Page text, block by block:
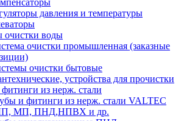
давления и температуры
очистки воды
очистки промышленная (заказные
очистки бытовые
устройства для прочистки
из нерж. стали
и фитинги из нерж. стали VALTEC
МП, ПНД,НПВХ и др.